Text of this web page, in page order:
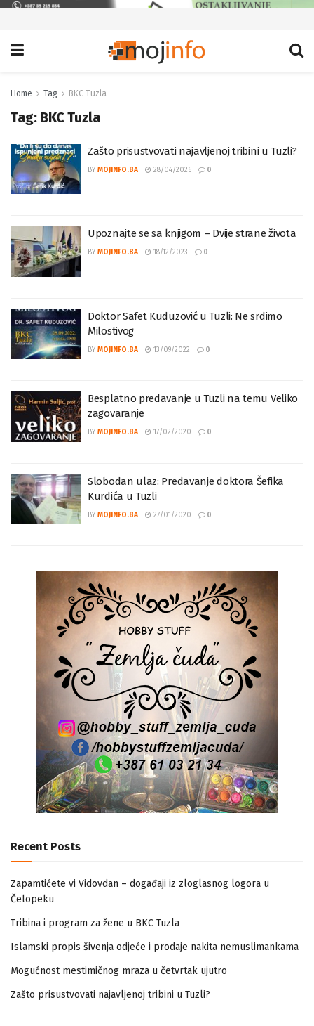
Home Tag BKC Tuzla
Tag: BKC Tuzla
Zašto prisustvovati najavljenoj tribini u Tuzli?
BY MOJINFO.BA 28/04/2026 0
Upoznajte se sa knjigom – Dvije strane života
BY MOJINFO.BA 18/12/2023 0
Doktor Safet Kuduzović u Tuzli: Ne srdimo
Milostivog
BY MOJINFO.BA 13/09/2022 0
Besplatno predavanje u Tuzli na temu Veliko
zagovaranje
BY MOJINFO.BA 17/02/2020 0
Slobodan ulaz: Predavanje doktora Šefika
Kurdića u Tuzli
BY MOJINFO.BA 27/01/2020 0
Recent Posts
Zapamtićete vi Vidovdan – događaji iz zloglasnog logora u
Čelopeku
Tribina i program za žene u BKC Tuzla
Islamski propis šivenja odjeće i prodaje nakita nemuslimankama
Mogućnost mestimičnog mraza u četvrtak ujutro
Zašto prisustvovati najavljenoj tribini u Tuzli?